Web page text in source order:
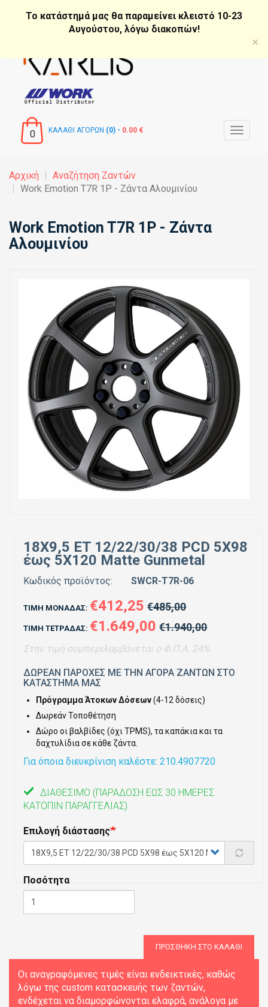
περιεχόμενο
Το κατάστημά μας θα παραμείνει κλειστό 10-23
Αυγούστου, λόγω διακοπών!
×
0 ΚΑΛΑΘΙ ΑΓΟΡΩΝ (0) - 0.00 €
Toggle
Αρχική
Αναζήτηση Ζαντών
Work Emotion T7R 1P - Ζάντα Αλουμινίου
Work Emotion T7R 1P - Ζάντα
Αλουμινίου
18X9,5 ET 12/22/30/38 PCD 5X98
έως 5X120 Matte Gunmetal
Κωδικός προϊόντος: SWCR-T7R-06
ΤΙΜΉ ΜΟΝΆΔΑΣ: €412,25 €485,00
ΤΙΜΉ ΤΕΤΡΆΔΑΣ: €1.649,00 €1.940,00
Στην τιμή συμπεριλαμβάνεται ο Φ.Π.Α. 24%
ΔΩΡΕΑΝ ΠΑΡΟΧΕΣ ΜΕ ΤΗΝ ΑΓΟΡΑ ΖΑΝΤΩΝ ΣΤΟ
ΚΑΤΑΣΤΗΜΑ ΜΑΣ
Πρόγραμμα Άτοκων Δόσεων(4-12 δόσεις)
Δωρεάν Τοποθέτηση
Δώρο οι βαλβίδες (όχι TPMS), τα καπάκια και τα
δαχτυλίδια σε κάθε ζάντα.
Για όποια διευκρίνιση καλέστε: 210.4907720
ΔΙΑΘΈΣΙΜΟ (ΠΑΡΆΔΟΣΗ ΈΩΣ 30 ΗΜΈΡΕΣ
ΚΑΤΌΠΙΝ ΠΑΡΑΓΓΕΛΊΑΣ)
Επιλογή διάστασης
Ποσότητα
ΠΡΟΣΘΉΚΗ ΣΤΟ ΚΑΛΆΘΙ
Οι αναγραφόμενες τιμές είναι ενδεικτικές, καθώς
λόγω της custom κατασκευής των ζαντών,
ενδέχεται να διαμορφώνονται ελαφρά, ανάλογα με